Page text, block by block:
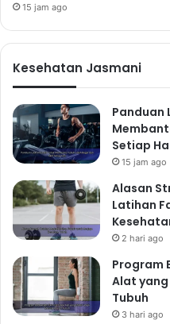
15 jam ago
Kesehatan Jasmani
Panduan
Setiap
15 jam ago
Alasan
Latihan
2 hari ago
Program
Alat
Tubuh
3 hari ago